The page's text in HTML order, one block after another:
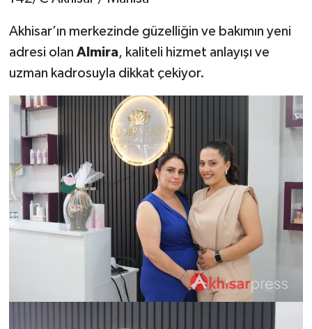
Akhisar’ın merkezinde güzelliğin ve bakımın yeni
adresi olan Almira, kaliteli hizmet anlayışı ve
uzman kadrosuyla dikkat çekiyor.